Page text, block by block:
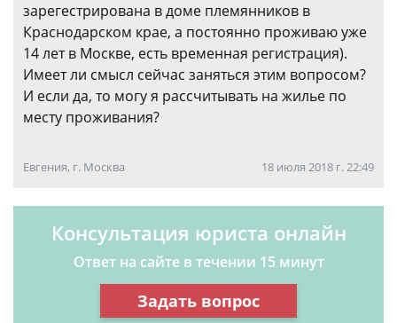
зарегестрирована в доме племянников в
Краснодарском крае, а постоянно проживаю уже
14 лет в Москве, есть временная регистрация).
Имеет ли смысл сейчас заняться этим вопросом?
И если да, то могу я рассчитывать на жилье по
месту проживания?
Евгения, г. Москва 18 июля 2018 г. 22:49
Консультация юриста онлайн
Ответ на сайте в течении 15 минут
Задать вопрос